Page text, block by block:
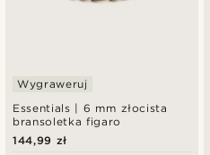
Essentials | 6 mm złocista
bransoletka figaro
Wygraweruj
144,99 zł